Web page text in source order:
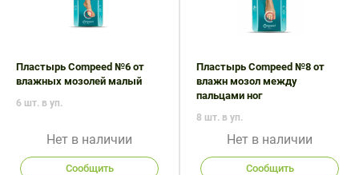
Пластырь Compeed №6 от
влажных мозолей малый
6 шт. в уп.
Нет в наличии
Сообщить
Пластырь Compeed №8 от
влажн мозол между
пальцами ног
8 шт. в уп.
Нет в наличии
Сообщить